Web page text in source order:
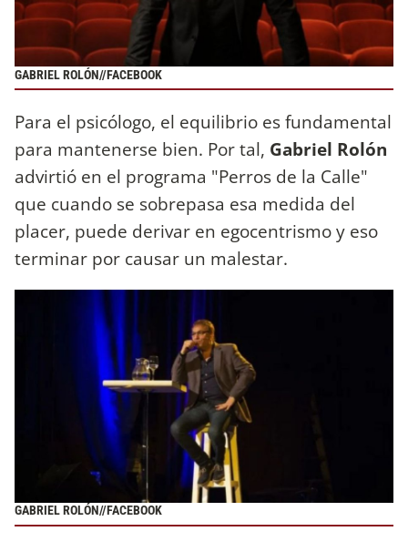
GABRIEL ROLÓN//FACEBOOK
Para el psicólogo, el equilibrio es fundamental
para mantenerse bien. Por tal, Gabriel Rolón
advirtió en el programa "Perros de la Calle"
que cuando se sobrepasa esa medida del
placer, puede derivar en egocentrismo y eso
terminar por causar un malestar.
GABRIEL ROLÓN//FACEBOOK